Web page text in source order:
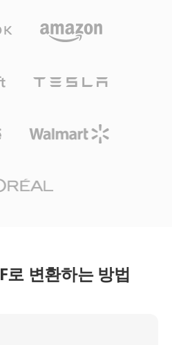
로 변환하는 방법